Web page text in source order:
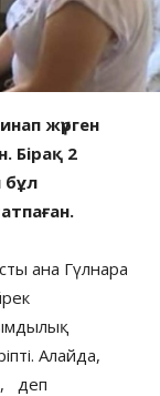
жүрген
Бірақ 2
ана Гүлнара
Алайда,
деп